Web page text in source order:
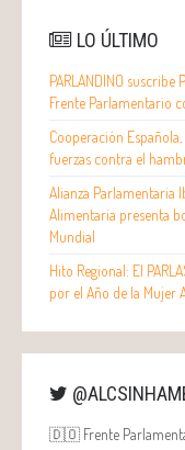
LO ÚLTIMO
PARLANDINO
Frente Parlamentario
Cooperación
fuerzas contra el
Alianza Parlamentaria
Alimentaria presenta
Mundial
Hito Regional: El
por el Año de la Mujer
🇩🇴 Frente